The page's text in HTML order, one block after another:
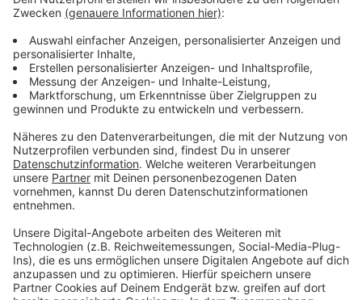
Anzeige
Stand 12:30 Uhr:
Ein Unbekannter nähert sich Ende September in einem
auf dem Doerkesplatz in Nettetal. Nur durch
Außenweichen kann Schlimmeres verhindert werden.
Jetzt sucht die Staatsanwaltschaft
Mönchengladbach nach Zeugen.
Nach aktuellem Ermittlungsstand hatten sich
insgesamt 80 Teilnehmer auf dem Doerkesplatz
befunden. 20 von ihnen mussten dem Unbekannten
und seinem Fahrzeug ausweichen. Ein Klimaaktivist soll